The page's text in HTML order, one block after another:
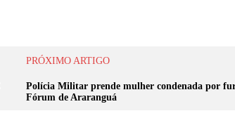
PRÓXIMO ARTIGO
Polícia Militar prende mulher condenada por
Fórum de Araranguá